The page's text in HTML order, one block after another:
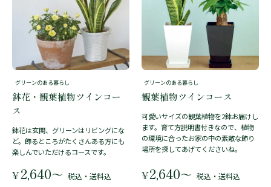
グリーンのある暮らし
鉢花・観葉植物ツインコー
ス
鉢花は玄関、グリーンはリビングにな
ど。飾るところがたくさんある方にも
楽しんでいただけるコースです。
¥2,640〜 税込・送料込
グリーンのある暮らし
観葉植物ツインコース
可愛いサイズの観葉植物を2鉢お届けし
ます。育て方説明書付きなので、植物
の環境に合ったお家の中の素敵な飾り
場所を探してあげてくださいね。
¥2,640〜 税込・送料込